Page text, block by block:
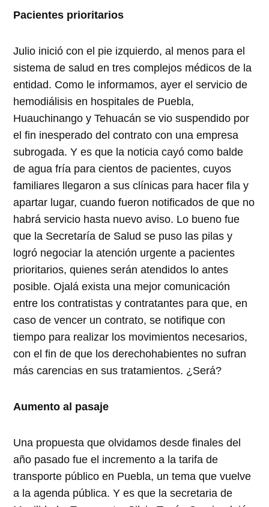
Pacientes prioritarios
Julio inició con el pie izquierdo, al menos para el
sistema de salud en tres complejos médicos de la
entidad. Como le informamos, ayer el servicio de
hemodiálisis en hospitales de Puebla,
Huauchinango y Tehuacán se vio suspendido por
el fin inesperado del contrato con una empresa
subrogada. Y es que la noticia cayó como balde
de agua fría para cientos de pacientes, cuyos
familiares llegaron a sus clínicas para hacer fila y
apartar lugar, cuando fueron notificados de que no
habrá servicio hasta nuevo aviso. Lo bueno fue
que la Secretaría de Salud se puso las pilas y
logró negociar la atención urgente a pacientes
prioritarios, quienes serán atendidos lo antes
posible. Ojalá exista una mejor comunicación
entre los contratistas y contratantes para que, en
caso de vencer un contrato, se notifique con
tiempo para realizar los movimientos necesarios,
con el fin de que los derechohabientes no sufran
más carencias en sus tratamientos. ¿Será?
Aumento al pasaje
Una propuesta que olvidamos desde finales del
año pasado fue el incremento a la tarifa de
transporte público en Puebla, un tema que vuelve
a la agenda pública. Y es que la secretaria de